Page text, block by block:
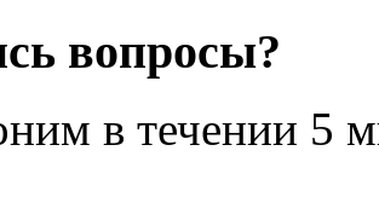
вопросы?
в течении 5